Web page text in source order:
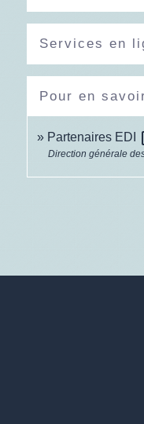
Services en
Pour en
Partenaires EDI
Direction générale